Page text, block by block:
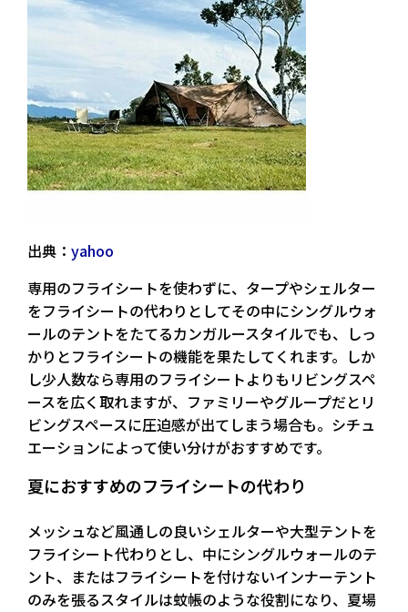
出典： yahoo
専用のフライシートを使わずに、タープやシェルター
をフライシートの代わりとしてその中にシングルウォ
ールのテントをたてるカンガルースタイルでも、しっ
かりとフライシートの機能を果たしてくれます。しか
し少人数なら専用のフライシートよりもリビングスペ
ースを広く取れますが、ファミリーやグループだとリ
ビングスペースに圧迫感が出てしまう場合も。シチュ
エーションによって使い分けがおすすめです。
夏におすすめのフライシートの代わり
メッシュなど風通しの良いシェルターや大型テントを
フライシート代わりとし、中にシングルウォールのテ
ント、またはフライシートを付けないインナーテント
のみを張るスタイルは蚊帳のような役割になり、夏場